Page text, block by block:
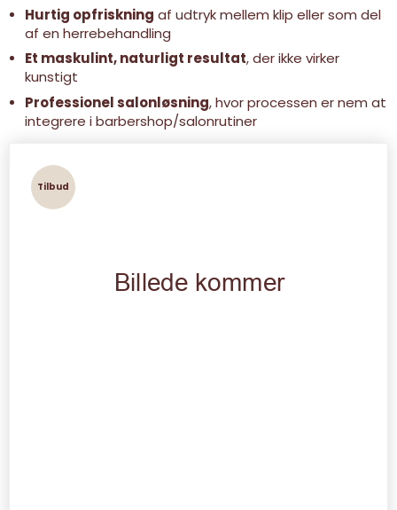
Hurtig opfriskning af udtryk mellem klip eller som del
af en herrebehandling
Et maskulint, naturligt resultat, der ikke virker
kunstigt
Professionel salonløsning, hvor processen er nem at
integrere i barbershop/salonrutiner
Tilbud